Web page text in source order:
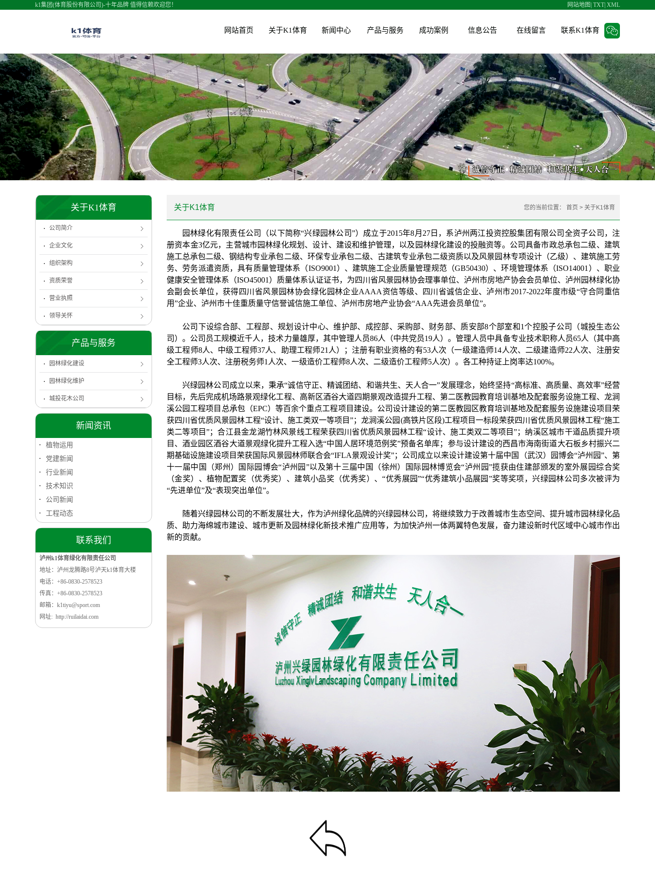
k1集团(体育股份有限公司)-十年品牌 值得信赖欢迎您！ 网站地图 TXT XML
网站首页 关于K1体育
公司简介
企业文化
组织架构
资质荣誉
营业执照
领导关怀
新闻中心
公司新闻
工程动态
植物运用
党建新闻
行业新闻
技术知识
产品与服务
园林绿化建设
园林绿化维护
城投花木公司
成功案例 信息公告
人才招聘
招标信息
V6项目管理系统
在线留言 联系K1体育
关于K1体育
公司简介
企业文化
组织架构
资质荣誉
营业执照
领导关怀
产品与服务
园林绿化建设
园林绿化维护
城投花木公司
新闻资讯
植物运用
党建新闻
行业新闻
技术知识
公司新闻
工程动态
联系我们
泸州k1体育绿化有限责任公司
地址：泸州龙腾路8号泸天k1体育大楼
电话：+86-0830-2578523
传真：+86-0830-2578523
邮箱：k1tiyu@sport.com
网址: http://ruilaidai.com
关于K1体育 您的当前位置： 首页 > 关于K1体育
园林绿化有限责任公司（以下简称“兴绿园林公司”）成立于2015年8月27日，系泸州两江投资控股集团有限公司全资子公司，注
册资本金3亿元，主营城市园林绿化规划、设计、建设和维护管理，以及园林绿化建设的投融资等。公司具备市政总承包二级、建筑
施工总承包二级、钢结构专业承包二级、环保专业承包二级、古建筑专业承包二级资质以及风景园林专项设计（乙级）、建筑施工劳
务、劳务派遣资质，具有质量管理体系（ISO9001）、建筑施工企业质量管理规范（GB50430）、环境管理体系（ISO14001）、职业
健康安全管理体系（ISO45001）质量体系认证证书，为四川省风景园林协会理事单位、泸州市房地产协会会员单位、泸州园林绿化协
会副会长单位，获得四川省风景园林协会绿化园林企业AAAA资信等级、四川省诚信企业、泸州市2017-2022年度市级“守合同重信
用”企业、泸州市十佳重质量守信誉诚信施工单位、泸州市房地产业协会“AAA先进会员单位”。
公司下设综合部、工程部、规划设计中心、维护部、成控部、采购部、财务部、质安部8个部室和1个控股子公司（城投生态公
司）。公司员工规模近千人，技术力量雄厚，其中管理人员86人（中共党员19人）。 管理人员中具备专业技术职称人员65人（其中高
级工程师8人、中级工程师37人、助理工程师21人）；注册有职业资格的有53人次（一级建造师14人次、二级建造师22人次、注册安
全工程师3人次、注册税务师1人次、一级造价工程师8人次、二级造价工程师5人次）。各工种持证上岗率达100%。
兴绿园林公司成立以来，秉承“诚信守正、精诚团结、和谐共生、天人合一”发展理念，始终坚持“高标准、高质量、高效率”经营
目标，先后完成机场路景观绿化工程、高新区酒谷大道四期景观改造提升工程、第二医教园教育培训基地及配套服务设施工程、龙涧
溪公园工程项目总承包（EPC）等百余个重点工程项目建设。公司设计建设的第二医教园区教育培训基地及配套服务设施建设项目荣
获四川省优质风景园林工程“设计、施工类双一等项目”；龙涧溪公园(高铁片区段)工程项目一标段荣获四川省优质风景园林工程“施工
类二等项目”；合江县金龙湖竹林风景线工程荣获四川省优质风景园林工程“设计、施工类双二等项目”；纳溪区城市干道品质提升项
目、酒业园区酒谷大道景观绿化提升工程入选“中国人居环境范例奖”预备名单库；参与设计建设的西昌市海南街道大石板乡村振兴二
期基础设施建设项目荣获国际风景园林师联合会“IFLA景观设计奖”；公司成立以来设计建设第十届中国（武汉）园博会“泸州园”、第
十一届中国（郑州）国际园博会“泸州园”以及第十三届中国（徐州）国际园林博览会“泸州园”揽获由住建部颁发的室外展园综合奖
（金奖）、植物配置奖（优秀奖）、建筑小品奖（优秀奖）、“优秀展园”“优秀建筑小品展园”奖等奖项，兴绿园林公司多次被评为
“先进单位”及“表现突出单位”。
随着兴绿园林公司的不断发展壮大，作为泸州绿化品牌的兴绿园林公司，将继续致力于改善城市生态空间、提升城市园林绿化品
质、助力海绵城市建设、城市更新及园林绿化新技术推广应用等，为加快泸州一体两翼特色发展，奋力建设新时代区域中心城市作出
新的贡献。